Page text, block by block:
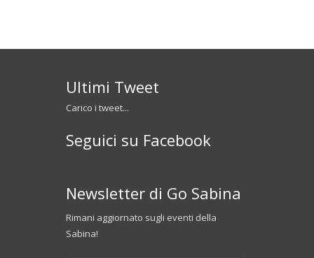
Ultimi Tweet
Carico i tweet...
Seguici su Facebook
Newsletter di Go Sabina
Rimani aggiornato sugli eventi della
Sabina!